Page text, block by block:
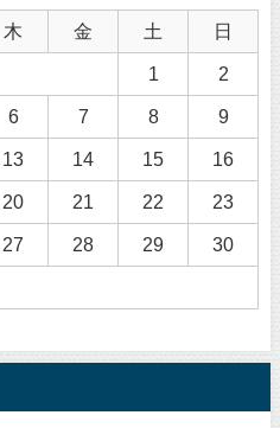
木 金 土 日
1 2
6 7 8 9
13 14 15 16
20 21 22 23
27 28 29 30